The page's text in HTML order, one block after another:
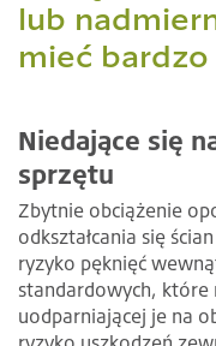
lub
mieć
Niedające się
sprzętu
Zbytnie obciążenie
odkształcania się
ryzyko pęknięć
standardowych, które
uodparniającej je na